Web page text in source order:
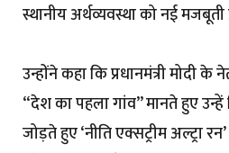
स्थानीय अर्थव्यवस्था को नई मजबूती
उन्होंने कहा कि प्रधानमंत्री मोदी के
“देश का पहला गांव” मानते हुए
जोड़ते हुए ‘नीति एक्सट्रीम अल्ट्रा